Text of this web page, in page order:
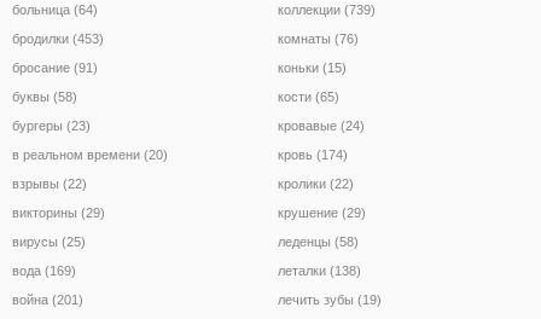
больница (64)
бродилки (453)
бросание (91)
буквы (58)
бургеры (23)
в реальном времени (20)
взрывы (22)
викторины (29)
вирусы (25)
вода (169)
война (201)
коллекции (739)
комнаты (76)
коньки (15)
кости (65)
кровавые (24)
кровь (174)
кролики (22)
крушение (29)
леденцы (58)
леталки (138)
лечить зубы (19)